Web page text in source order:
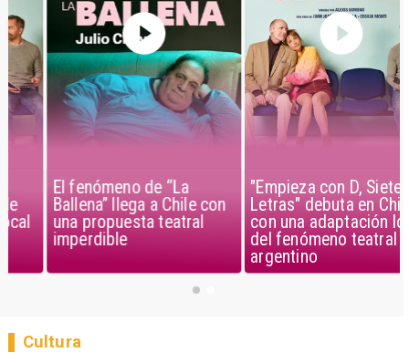
El fenómeno de “La
Ballena” llega a Chile con
una propuesta teatral
imperdible
"Empieza con D, Siete
Letras" debuta en Chile
con una adaptación local
del fenómeno teatral
argentino
Cultura